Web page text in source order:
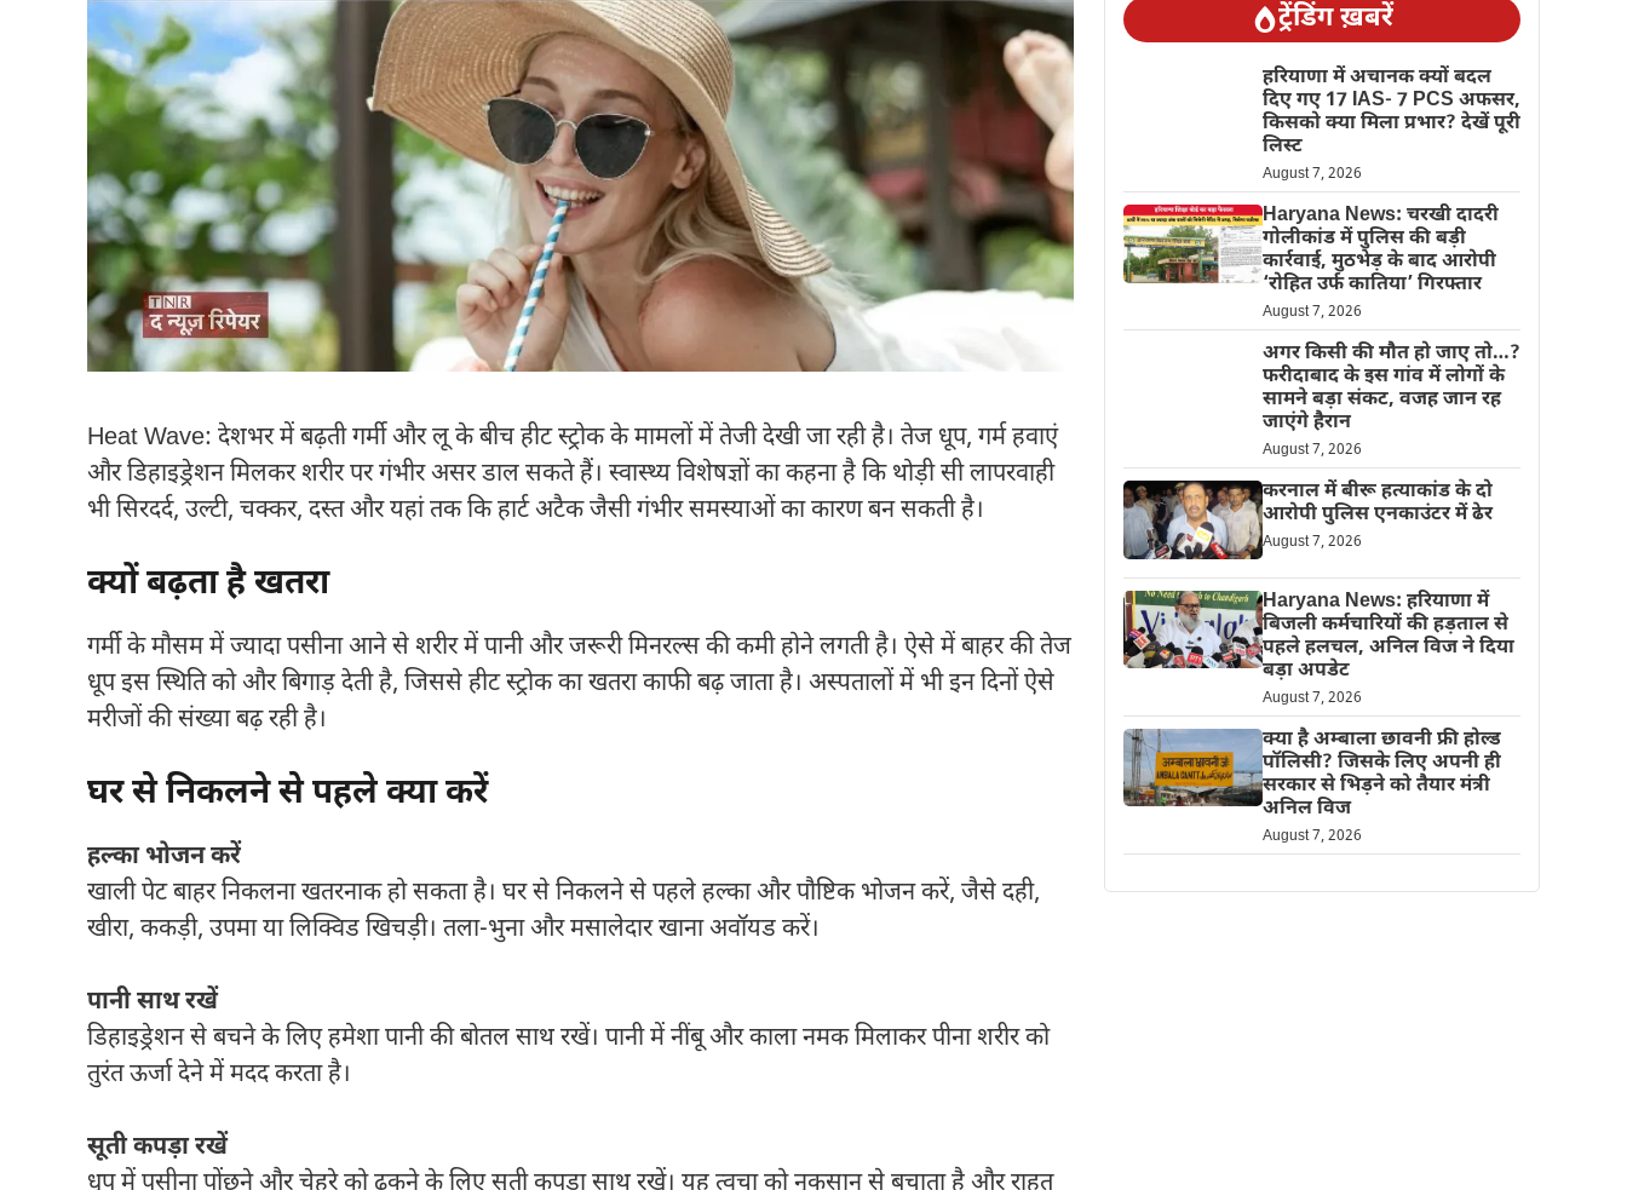
Heat Wave: देशभर में बढ़ती गर्मी और लू के बीच हीट स्ट्रोक के मामलों में तेजी देखी जा रही है। तेज धूप, गर्म हवाएं
और डिहाइड्रेशन मिलकर शरीर पर गंभीर असर डाल सकते हैं। स्वास्थ्य विशेषज्ञों का कहना है कि थोड़ी सी लापरवाही
भी सिरदर्द, उल्टी, चक्कर, दस्त और यहां तक कि हार्ट अटैक जैसी गंभीर समस्याओं का कारण बन सकती है।
क्यों बढ़ता है खतरा
गर्मी के मौसम में ज्यादा पसीना आने से शरीर में पानी और जरूरी मिनरल्स की कमी होने लगती है। ऐसे में बाहर की तेज
धूप इस स्थिति को और बिगाड़ देती है, जिससे हीट स्ट्रोक का खतरा काफी बढ़ जाता है। अस्पतालों में भी इन दिनों ऐसे
मरीजों की संख्या बढ़ रही है।
घर से निकलने से पहले क्या करें
हल्का भोजन करें
खाली पेट बाहर निकलना खतरनाक हो सकता है। घर से निकलने से पहले हल्का और पौष्टिक भोजन करें, जैसे दही,
खीरा, ककड़ी, उपमा या लिक्विड खिचड़ी। तला-भुना और मसालेदार खाना अवॉयड करें।
पानी साथ रखें
डिहाइड्रेशन से बचने के लिए हमेशा पानी की बोतल साथ रखें। पानी में नींबू और काला नमक मिलाकर पीना शरीर को
तुरंत ऊर्जा देने में मदद करता है।
सूती कपड़ा रखें
धूप में पसीना पोंछने और चेहरे को ढकने के लिए सूती कपड़ा साथ रखें। यह त्वचा को नुकसान से बचाता है और राहत
ट्रेंडिंग ख़बरें
हरियाणा में अचानक क्यों बदल
दिए गए 17 IAS- 7 PCS अफसर,
किसको क्या मिला प्रभार? देखें पूरी
लिस्ट
August 7, 2026
Haryana News: चरखी दादरी
गोलीकांड में पुलिस की बड़ी
कार्रवाई, मुठभेड़ के बाद आरोपी
‘रोहित उर्फ कातिया’ गिरफ्तार
August 7, 2026
अगर किसी की मौत हो जाए तो…?
फरीदाबाद के इस गांव में लोगों के
सामने बड़ा संकट, वजह जान रह
जाएंगे हैरान
August 7, 2026
करनाल में बीरू हत्याकांड के दो
आरोपी पुलिस एनकाउंटर में ढेर
August 7, 2026
Haryana News: हरियाणा में
बिजली कर्मचारियों की हड़ताल से
पहले हलचल, अनिल विज ने दिया
बड़ा अपडेट
August 7, 2026
क्या है अम्बाला छावनी फ्री होल्ड
पॉलिसी? जिसके लिए अपनी ही
सरकार से भिड़ने को तैयार मंत्री
अनिल विज
August 7, 2026